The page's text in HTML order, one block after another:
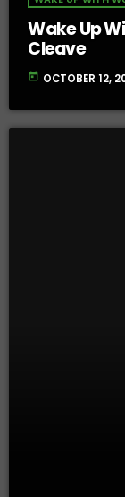
Wake Up
Cleave
today OCTOBER 12,